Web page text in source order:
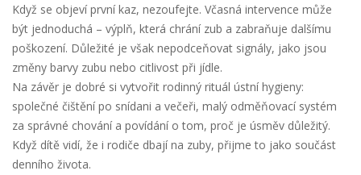
Když se objeví první kaz, nezoufejte. Včasná intervence může
být jednoduchá – výplň, která chrání zub a zabraňuje dalšímu
poškození. Důležité je však nepodceňovat signály, jako jsou
změny barvy zubu nebo citlivost při jídle.
Na závěr je dobré si vytvořit rodinný rituál ústní hygieny:
společné čištění po snídani a večeři, malý odměňovací systém
za správné chování a povídání o tom, proč je úsměv důležitý.
Když dítě vidí, že i rodiče dbají na zuby, přijme to jako součást
denního života.